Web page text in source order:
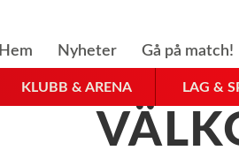
Hem Nyheter Gå på match!
KLUBB & ARENA LAG &